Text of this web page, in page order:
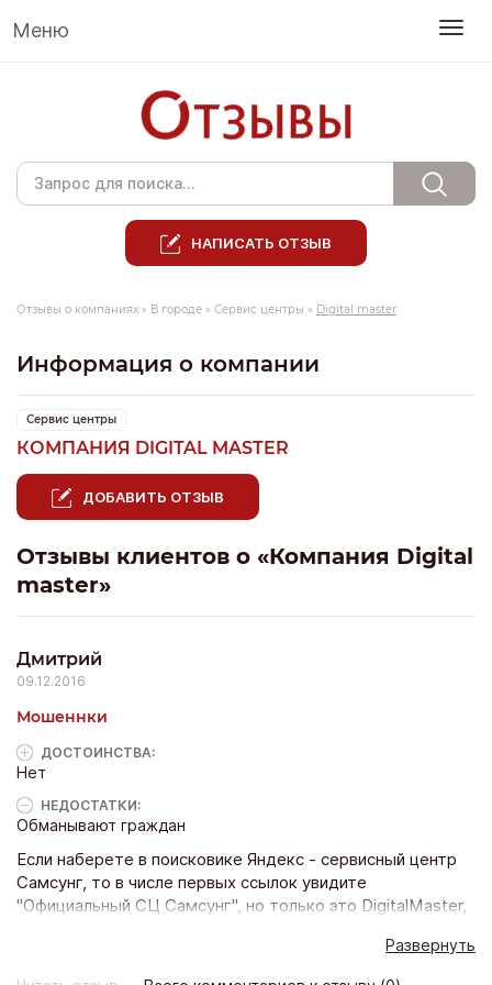
Меню
НАПИСАТЬ ОТЗЫВ
Отзывы о компаниях » В городе » Сервис центры » Digital master
Информация о компании
Сервис центры
КОМПАНИЯ DIGITAL MASTER
ДОБАВИТЬ ОТЗЫВ
Отзывы клиентов о «Компания Digital
master»
Дмитрий
09.12.2016
Мошеннки
ДОСТОИНCТВА:
Нет
НЕДОСТАТКИ:
Обманывают граждан
Если наберете в поисковике Яндекс - сервисный центр
Самсунг, то в числе первых ссылок увидите
"Официальный СЦ Самсунг", но только это DigitalMaster,
http://spb.samsung-official-service.ru/remont-telefonov-
samsung Это натуральный развод в лучших традициях,
Развернуть